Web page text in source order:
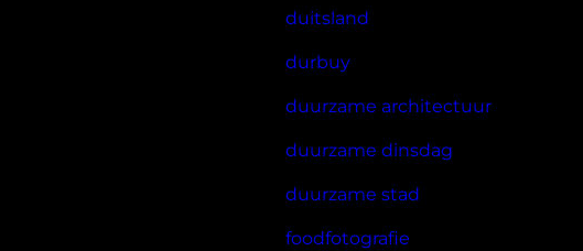
duitsland
durbuy
duurzame architectuur
duurzame dinsdag
duurzame stad
foodfotografie